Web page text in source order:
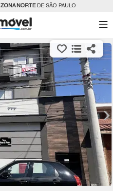
ZONA NORTEDE SÃO PAULO